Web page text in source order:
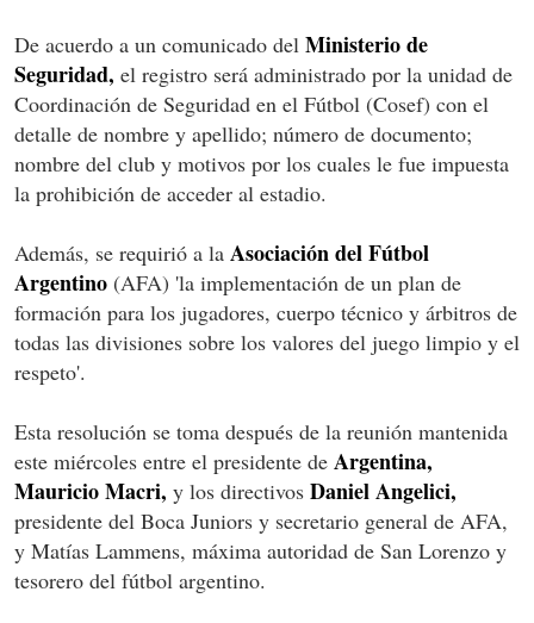
De acuerdo a un comunicado del Ministerio de
Seguridad, el registro será administrado por la unidad de
Coordinación de Seguridad en el Fútbol (Cosef) con el
detalle de nombre y apellido; número de documento;
nombre del club y motivos por los cuales le fue impuesta
la prohibición de acceder al estadio.
Además, se requirió a la Asociación del Fútbol
Argentino (AFA) 'la implementación de un plan de
formación para los jugadores, cuerpo técnico y árbitros de
todas las divisiones sobre los valores del juego limpio y el
respeto'.
Esta resolución se toma después de la reunión mantenida
este miércoles entre el presidente de Argentina,
Mauricio Macri, y los directivos Daniel Angelici,
presidente del Boca Juniors y secretario general de AFA,
y Matías Lammens, máxima autoridad de San Lorenzo y
tesorero del fútbol argentino.